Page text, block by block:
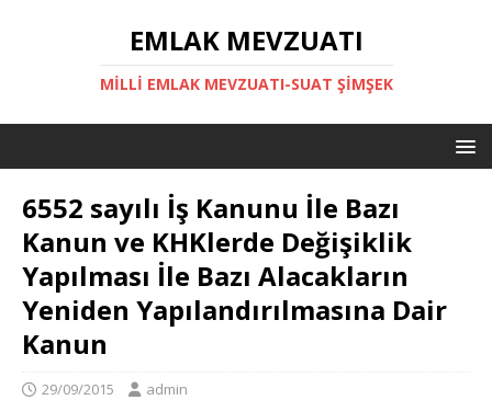
EMLAK MEVZUATI
MILLI EMLAK MEVZUATI-SUAT ŞİMŞEK
6552 sayılı İş Kanunu İle Bazı
Kanun ve KHKlerde Değişiklik
Yapılması İle Bazı Alacakların
Yeniden Yapılandırılmasına Dair
Kanun
29/09/2015 admin